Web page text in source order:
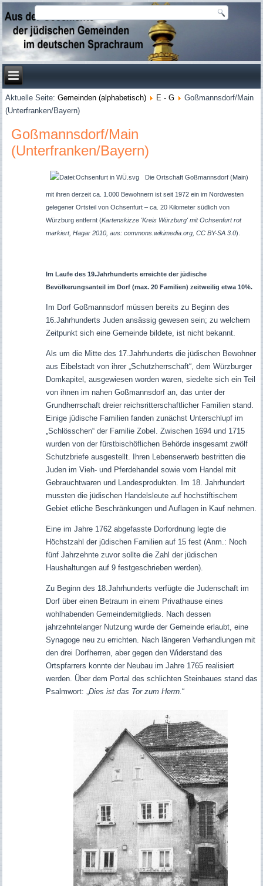
Aktuelle Seite:Gemeinden (alphabetisch) E - G
Goßmannsdorf/Main
(Unterfranken/Bayern)
Goßmannsdorf/Main
(Unterfranken/Bayern)
Die Ortschaft Goßmannsdorf (Main)
mit ihren derzeit ca. 1.000 Bewohnern ist seit 1972 ein im Nordwesten
gelegener Ortsteil von Ochsenfurt – ca. 20 Kilometer südlich von
Würzburg entfernt (Kartenskizze 'Kreis Würzburg' mit Ochsenfurt rot
markiert, Hagar 2010, aus: commons.wikimedia.org, CC BY-SA 3.0).
Im Laufe des 19.Jahrhunderts erreichte der jüdische
Bevölkerungsanteil im Dorf (max. 20 Familien) zeitweilig etwa 10%.
Im Dorf Goßmannsdorf müssen bereits zu Beginn des
16.Jahrhunderts Juden ansässig gewesen sein; zu welchem
Zeitpunkt sich eine Gemeinde bildete, ist nicht bekannt.
Als um die Mitte des 17.Jahrhunderts die jüdischen Bewohner
aus Eibelstadt von ihrer „Schutzherrschaft“, dem Würzburger
Domkapitel, ausgewiesen worden waren, siedelte sich ein Teil
von ihnen im nahen Goßmannsdorf an, das unter der
Grundherrschaft dreier reichsritterschaftlicher Familien stand.
Einige jüdische Familien fanden zunächst Unterschlupf im
„Schlösschen“ der Familie Zobel. Zwischen 1694 und 1715
wurden von der fürstbischöflichen Behörde insgesamt zwölf
Schutzbriefe ausgestellt. Ihren Lebenserwerb bestritten die
Juden im Vieh- und Pferdehandel sowie vom Handel mit
Gebrauchtwaren und Landesprodukten. Im 18. Jahrhundert
mussten die jüdischen Handelsleute auf hochstiftischem
Gebiet etliche Beschränkungen und Auflagen in Kauf nehmen.
Eine im Jahre 1762 abgefasste Dorfordnung legte die
Höchstzahl der jüdischen Familien auf 15 fest (Anm.: Noch
fünf Jahrzehnte zuvor sollte die Zahl der jüdischen
Haushaltungen auf 9 festgeschrieben werden).
Zu Beginn des 18.Jahrhunderts verfügte die Judenschaft im
Dorf über einen Betraum in einem Privathause eines
wohlhabenden Gemeindemitglieds. Nach dessen
jahrzehntelanger Nutzung wurde der Gemeinde erlaubt, eine
Synagoge neu zu errichten. Nach längeren Verhandlungen mit
den drei Dorfherren, aber gegen den Widerstand des
Ortspfarrers konnte der Neubau im Jahre 1765 realisiert
werden. Über dem Portal des schlichten Steinbaues stand das
Psalmwort: „ Dies ist das Tor zum Herrn. “